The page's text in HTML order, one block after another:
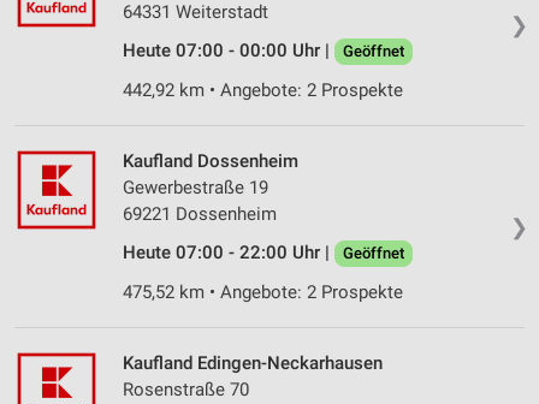
❯
64331 Weiterstadt
Heute 07:00 - 00:00 Uhr |
Geöffnet
442,92 km • Angebote: 2 Prospekte
❯
Kaufland Dossenheim
Gewerbestraße 19
69221 Dossenheim
Heute 07:00 - 22:00 Uhr |
Geöffnet
475,52 km • Angebote: 2 Prospekte
Kaufland Edingen-Neckarhausen
Rosenstraße 70